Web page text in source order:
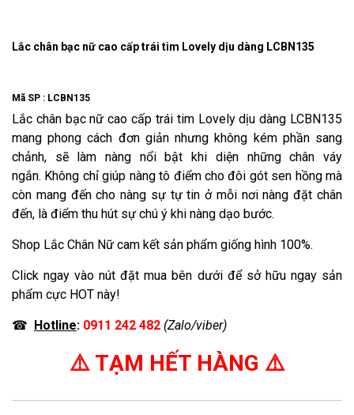
Lắc chân bạc nữ cao cấp trái tim Lovely dịu dàng LCBN135
Mã SP : LCBN135
Lắc chân bạc nữ cao cấp trái tim Lovely dịu dàng LCBN135
mang phong cách đơn giản nhưng không kém phần sang
chảnh, sẽ làm nàng nổi bật khi diện những chân váy
ngắn. Không chỉ giúp nàng tô điểm cho đôi gót sen hồng mà
còn mang đến cho nàng sự tự tin ở mỗi nơi nàng đặt chân
đến, là điểm thu hút sự chú ý khi nàng dạo bước.
Shop Lắc Chân Nữ cam kết sản phẩm giống hình 100%.
Click ngay vào nút đặt mua bên dưới để sở hữu ngay sản
phẩm cực HOT này!
☎ Hotline: 0911 242 482 (Zalo/viber)
⚠️ TẠM HẾT HÀNG ⚠️